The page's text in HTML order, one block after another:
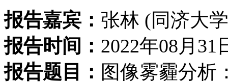
报告嘉宾： 张林 (同济大
报告时间： 2022年08月
报告题目： 图像雾霾分析